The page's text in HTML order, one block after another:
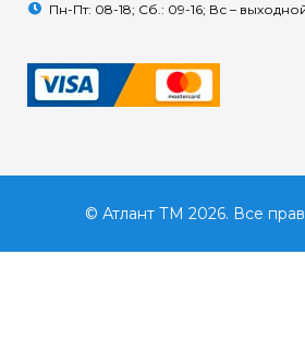
Пн-Пт: 08-18; Сб.: 09-16; Вс –
© Атлант ТМ 2026. Все